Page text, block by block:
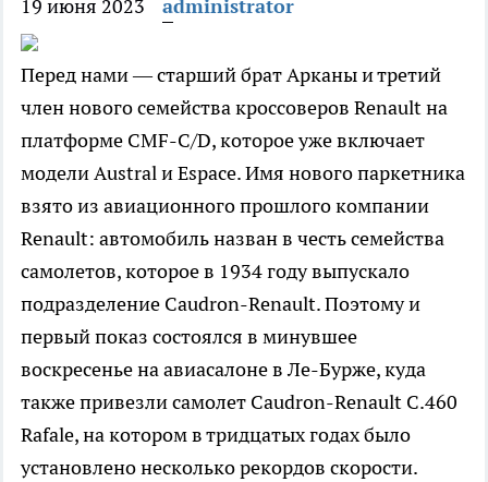
19 июня 2023 administrator
Перед нами — старший брат Арканы и третий
член нового семейства кроссоверов Renault на
платформе CMF-C/D, которое уже включает
модели Austral и Espace. Имя нового паркетника
взято из авиационного прошлого компании
Renault: автомобиль назван в честь семейства
самолетов, которое в 1934 году выпускало
подразделение Caudron-Renault. Поэтому и
первый показ состоялся в минувшее
воскресенье на авиасалоне в Ле-Бурже, куда
также привезли самолет Caudron-Renault C.460
Rafale, на котором в тридцатых годах было
установлено несколько рекордов скорости.